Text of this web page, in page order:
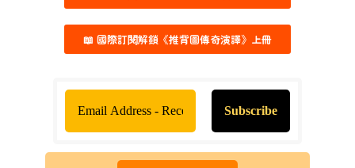
📖 國際訂閱解鎖《推背圖傳奇演譯》上冊